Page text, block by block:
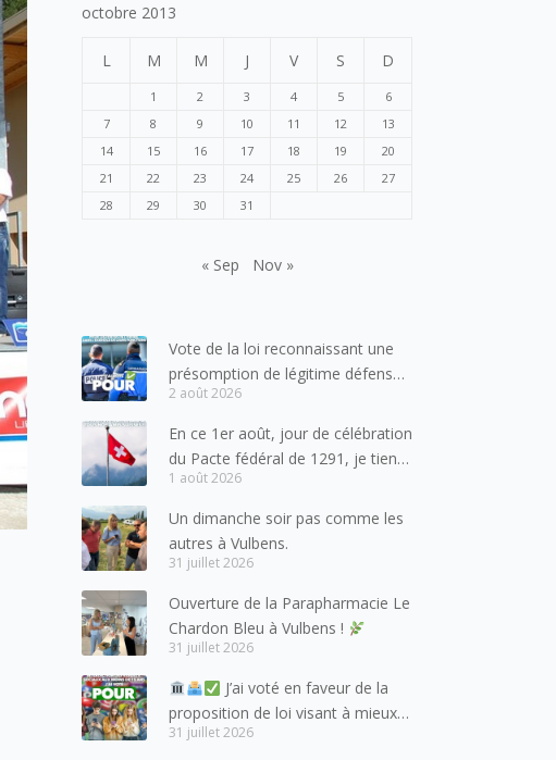
octobre 2013
L M M J V S D
1 2 3 4 5
6
7
8 9 10 11 12
13
14
15 16 17 18 19
20
21
22 23 24 25 26
27
28
29 30 31
« Sep Nov »
Vote de la loi reconnaissant une
présomption de légitime défense
pour les forces de l’ordre
2 août 2026
En ce 1er août, jour de célébration
du Pacte fédéral de 1291, je tiens
à adresser mes meilleures
salutations à nos voisins et amis
suisses, et plus particulièrement
aux habitants du bassin genevois
lesquels la Haute-Savoie
entretient des liens étroits et
quotidiens.
1 août 2026
Un dimanche soir pas comme les
autres à Vulbens.
31 juillet 2026
Ouverture de la Parapharmacie Le
Chardon Bleu à Vulbens !
31 juillet 2026
J’ai voté en faveur de la
proposition de loi visant à mieux
protéger les mineurs des risques
31 juillet 2026